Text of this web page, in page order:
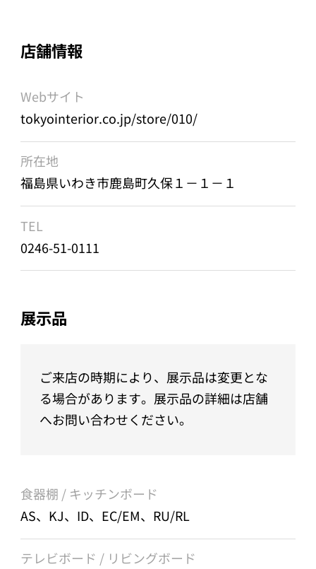
店舗情報
Webサイト
tokyointerior.co.jp/store/010/
所在地
福島県いわき市鹿島町久保１－１－１
TEL
0246-51-0111
展示品
ご来店の時期により、展示品は変更とな
る場合があります。展示品の詳細は店舗
へお問い合わせください。
食器棚 / キッチンボード
AS、KJ、ID、EC/EM、RU/RL
テレビボード / リビングボード